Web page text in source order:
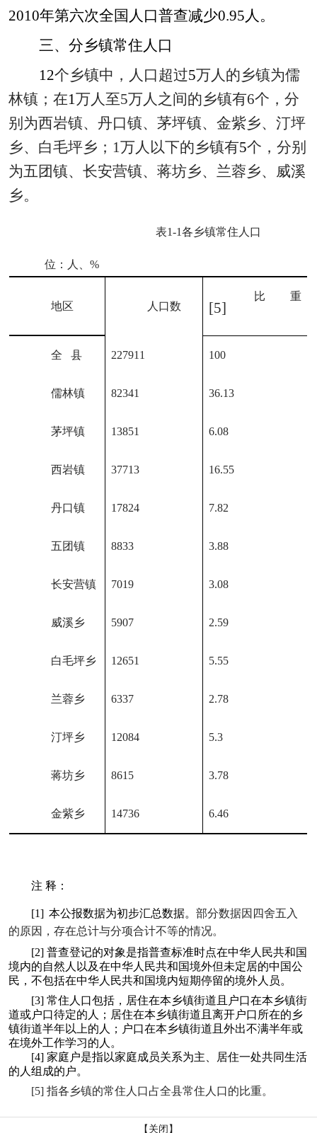
2010年第六次全国人口普查减少0.95人。
三、分乡镇常住人口
12个乡镇中，人口超过5万人的乡镇为儒
林镇 ；在1万人至5万人之间的乡镇有6个，分
别为西岩镇、丹口镇、茅坪镇、金紫乡、汀坪
乡、白毛坪乡 ； 1万人 以下的乡镇有5个，分别
为五团镇、长安营镇、蒋坊乡、兰蓉乡、威溪
乡。
表1-1各乡镇常住人口
位：人、%
地区 人口数
比 重
[5]
全 县 227911 100
儒林镇 82341 36.13
茅坪镇 13851 6.08
西岩镇 37713 16.55
丹口镇 17824 7.82
五团镇 8833 3.88
长安营镇 7019 3.08
威溪乡 5907 2.59
白毛坪乡 12651 5.55
兰蓉乡 6337 2.78
汀坪乡 12084 5.3
蒋坊乡 8615 3.78
金紫乡 14736 6.46
注 释：
[1] 本公报数据为初步汇总数据。部分数据因四舍五入
的原因，存在总计与分项合计不等的情况。
[2]普查登记的对象是指普查标准时点在中华人民共和国
境内的自然人以及在中华人民共和国境外但未定居的中国公
民，不包括在中华人民共和国境内短期停留的境外人员。
[3]常住人口包括，居住在本乡镇街道 且 户口在本乡镇街
道或户口待定的人；居住在本乡镇街道且离开户口所在的乡
镇街道半年以上的人；户口在本乡镇街道且外出不满半年或
在境外工作学习的人。
[4]家庭户是指以家庭成员关系为主、居住一处共同生活
的人组成的户。
[5]指各乡镇的常住人口占全县常住人口的比重。
【关闭】